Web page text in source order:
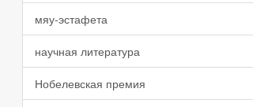
мяу-эстафета
научная литература
Нобелевская премия